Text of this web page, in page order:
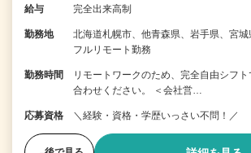
給与 完全出来高制
勤務地
北海道札幌市、他青森県、岩手県、宮
フルリモート勤務
勤務時間
リモートワークのため、完全自由シフ
合わせください。 ＜会社営…
応募資格 ＼経験・資格・学歴いっさい不問！／